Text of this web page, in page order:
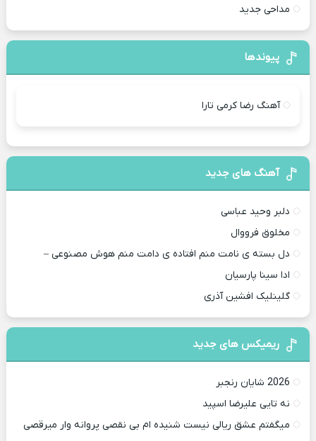
مداحی جدید
پیوندها
آهنگ رضا کرمی تارا
آهنگ های جدید
دلبر وحید عباسی
مخلوق فرووال
دل بسته ی نامت منم افتاده ی دامت منم هوش مصنوعی –
ادا سینا پارسیان
گلینلیک افشین آذری
ریمیکس های جدید
2026 شایان رنجبر
نه تایی علیرضا اسپید
میگفتم عشق ریالی نیست شنیده ام بی نقصی پروانه وار میرقصی